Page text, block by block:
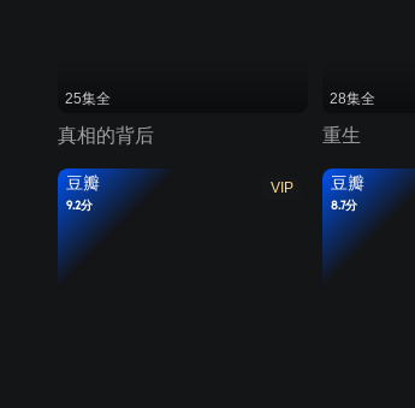
25集全
真相的背后
28集全
重生
VIP
豆瓣
9.2分
豆瓣
8.7分